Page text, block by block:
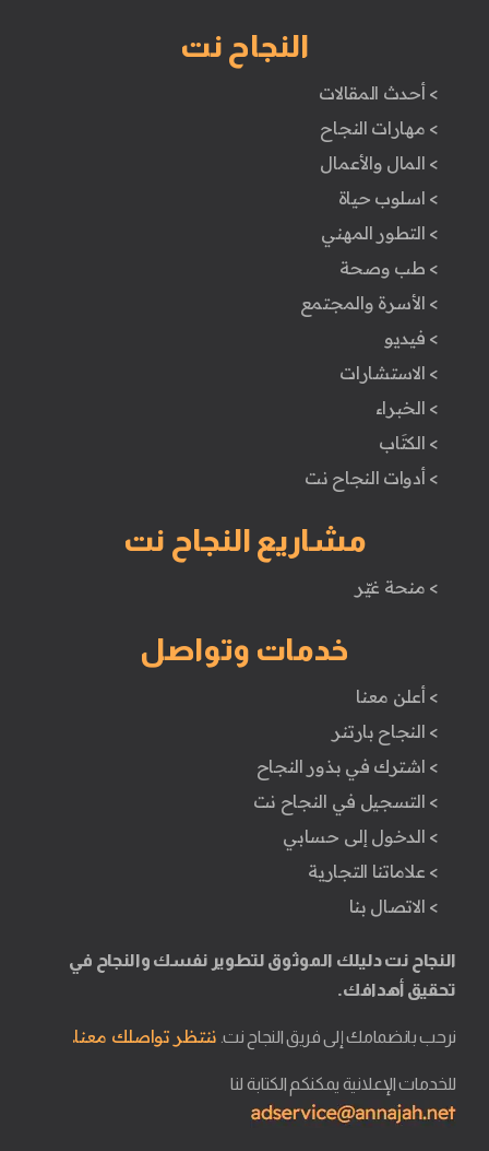
النجاح نت
> أحدث المقالات
> مهارات النجاح
> المال والأعمال
> اسلوب حياة
> التطور المهني
> طب وصحة
> الأسرة والمجتمع
> فيديو
> الاستشارات
> الخبراء
> الكتَاب
> أدوات النجاح نت
مشاريع النجاح نت
> منحة غيّر
خدمات وتواصل
> أعلن معنا
> النجاح بارتنر
> اشترك في بذور النجاح
> التسجيل في النجاح نت
> الدخول إلى حسابي
> علاماتنا التجارية
> الاتصال بنا
النجاح نت دليلك الموثوق لتطوير نفسك والنجاح في
تحقيق أهدافك.
نرحب بانضمامك إلى فريق النجاح نت. ننتظر تواصلك معنا.
للخدمات الإعلانية يمكنكم الكتابة لنا